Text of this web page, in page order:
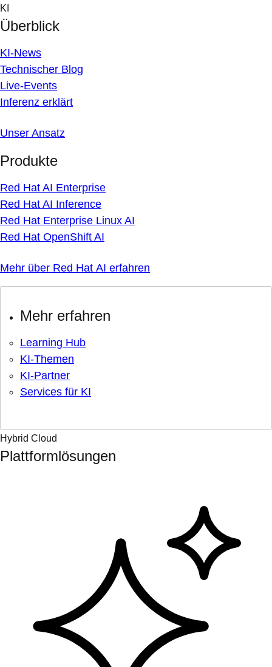
Skip
to
content
KI
Überblick
KI-News
Technischer Blog
Live-Events
Inferenz erklärt
Unser Ansatz
Produkte
Red Hat AI Enterprise
Red Hat AI Inference
Red Hat Enterprise Linux AI
Red Hat OpenShift AI
Mehr über Red Hat AI erfahren
Mehr erfahren
Learning Hub
KI-Themen
KI-Partner
Services für KI
Hybrid Cloud
Plattformlösungen